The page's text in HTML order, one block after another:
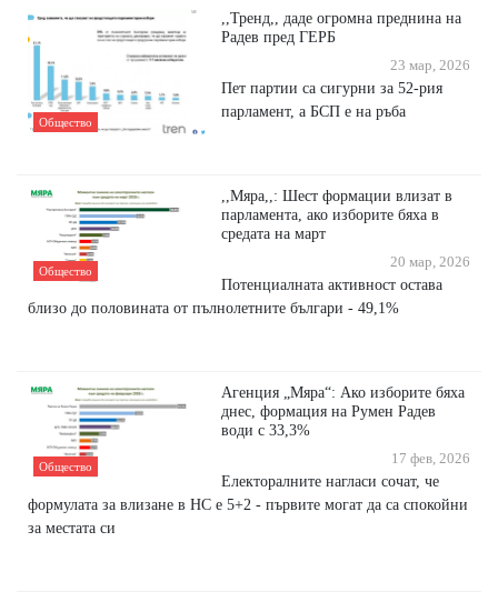
Общество
,,Тренд,, даде огромна преднина на
Радев пред ГЕРБ
23 мар, 2026
Пет партии са сигурни за 52-рия
парламент, а БСП е на ръба
Общество
,,Мяра,,: Шест формации влизат в
парламента, ако изборите бяха в
средата на март
20 мар, 2026
Потенциалната активност остава
близо до половината от пълнолетните българи - 49,1%
Общество
Агенция „Мяра“: Ако изборите бяха
днес, формация на Румен Радев
води с 33,3%
17 фев, 2026
Електоралните нагласи сочат, че
формулата за влизане в НС е 5+2 - първите могат да са спокойни
за местата си